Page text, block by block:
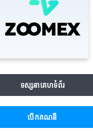
ទស្សនាគេហទំព័រ
បើក​គណនី